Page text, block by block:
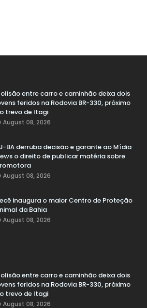
entre carro e caminhão deixa dois
feridos na Rodovia BR-330, próximo
trevo de Itagi
August 08, 2026
BA derruba decisão e garante ao Mídia
o direito de publicar matéria sobre
August 08, 2026
inaugura o maior Centro de Proteção
da Bahia
August 08, 2026
entre carro e caminhão deixa dois
feridos na Rodovia BR-330, próximo
trevo de Itagi
August 08, 2026